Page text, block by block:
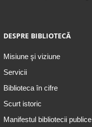
DESPRE BIBLIOTECĂ
Misiune şi viziune
Servicii
Biblioteca în cifre
Scurt istoric
Manifestul bibliotecii publice